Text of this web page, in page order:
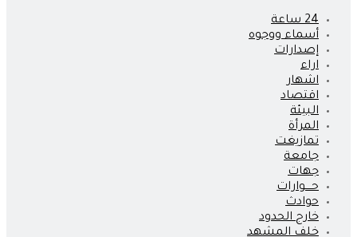
24 ساعة
أسماء ووجوه
إصدارات
اراء
اشهار
اقتصاد
البيئة
المرأة
تمازيغت
جامعة
جهات
حــــوارات
حوادث
خارج الحدود
خلف المشهد